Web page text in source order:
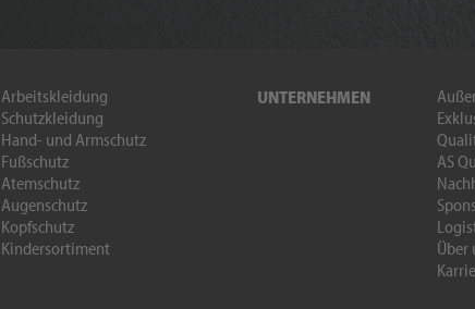
Arbeitskleidung
Schutzkleidung
Hand- und Armschutz
Fußschutz
Atemschutz
Augenschutz
Kopfschutz
Kindersortiment
UNTERNEHMEN
AS
Über